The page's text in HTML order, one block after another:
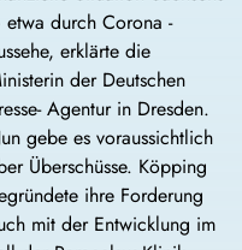
durch Corona -
erklärte die
der Deutschen
Agentur in Dresden.
gebe es voraussichtlich
Überschüsse. Köpping
ihre Forderung
mit der Entwicklung im